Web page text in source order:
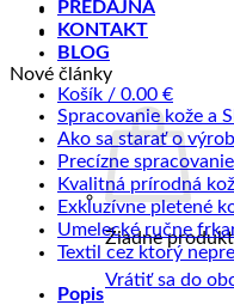
PREDAJŇA
KONTAKT
BLOG
Košík / 0.00 €
Žiadne
Vrátiť sa do
Nové články
Spracovanie kože a
Ako sa starať o
Precízne
Kvalitná prírodná
Exkluzívne pletené
Umelecké ručne
Textil cez ktorý
Popis